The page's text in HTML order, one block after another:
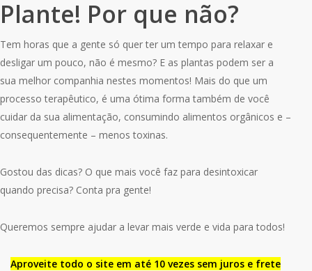
Plante! Por que não?
Tem horas que a gente só quer ter um tempo para relaxar e
desligar um pouco, não é mesmo? E as plantas podem ser a
sua melhor companhia nestes momentos! Mais do que um
processo terapêutico, é uma ótima forma também de você
cuidar da sua alimentação, consumindo alimentos orgânicos e –
consequentemente – menos toxinas.
Gostou das dicas? O que mais você faz para desintoxicar
quando precisa? Conta pra gente!
Queremos sempre ajudar a levar mais verde e vida para todos!
Aproveite todo o site em até 10 vezes sem juros e frete